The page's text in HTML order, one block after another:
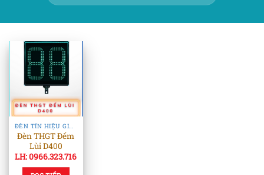
ĐÈN TÍN HIỆU GIAO THÔNG
Đèn THGT Đếm
Lùi D400
LH: 0966.323.716